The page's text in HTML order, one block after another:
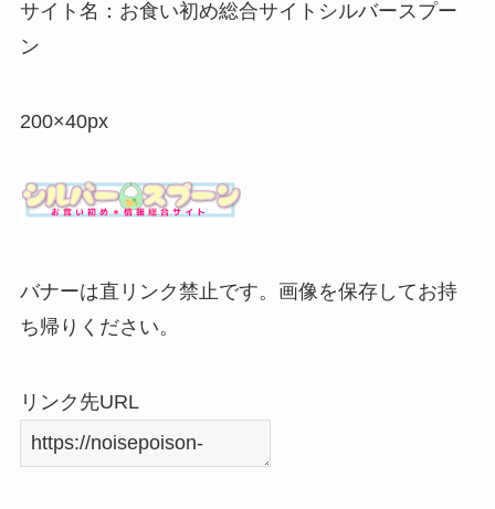
サイト名：お食い初め総合サイトシルバースプー
ン
200×40px
バナーは直リンク禁止です。画像を保存してお持
ち帰りください。
リンク先URL